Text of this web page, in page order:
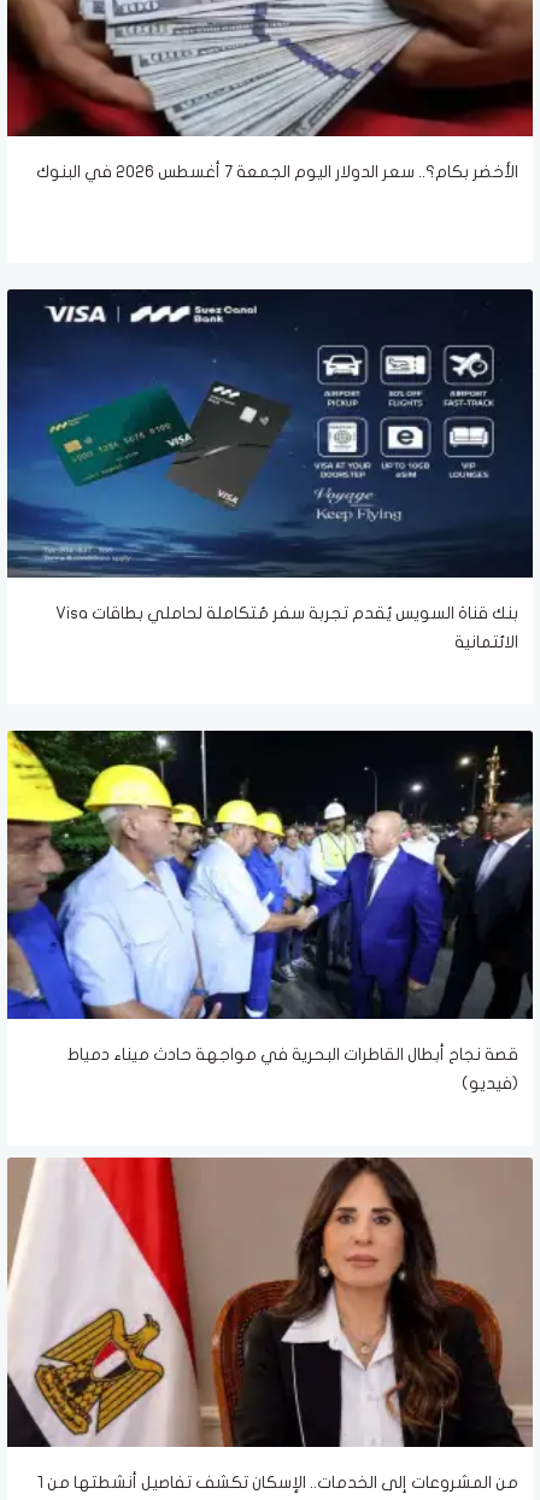
الأخضر بكام؟.. سعر الدولار اليوم الجمعة 7 أغسطس 2026 في البنوك
بنك قناة السويس يُقدم تجربة سفر مُتكاملة لحاملي بطاقات Visa
الائتمانية
قصة نجاح أبطال القاطرات البحرية في مواجهة حادث ميناء دمياط
(فيديو)
من المشروعات إلى الخدمات.. الإسكان تكشف تفاصيل أنشطتها من 1